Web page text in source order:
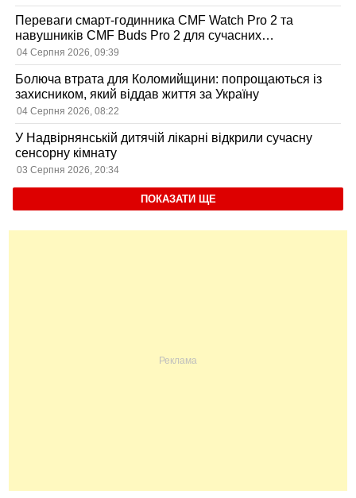
Переваги смарт-годинника CMF Watch Pro 2 та
навушників CMF Buds Pro 2 для сучасних
користувачів
04 Серпня 2026, 09:39
Болюча втрата для Коломийщини: попрощаються із
захисником, який віддав життя за Україну
04 Серпня 2026, 08:22
У Надвірнянській дитячій лікарні відкрили сучасну
сенсорну кімнату
03 Серпня 2026, 20:34
ПОКАЗАТИ ЩЕ